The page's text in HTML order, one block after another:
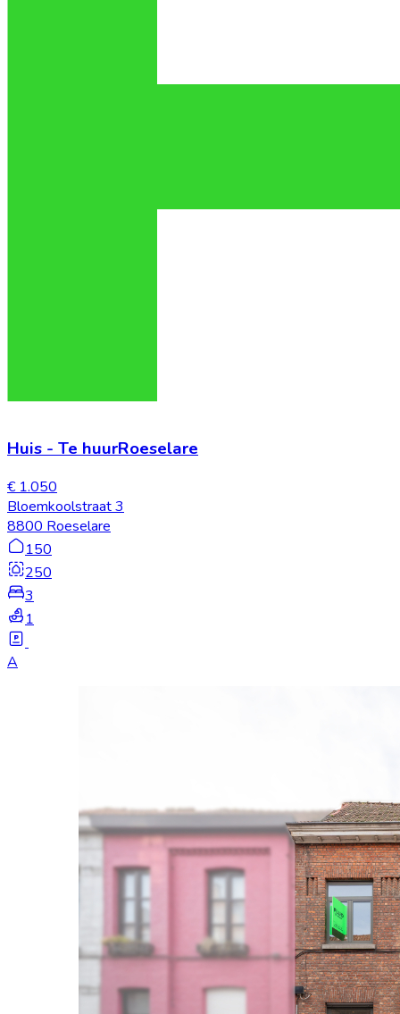
Huis - Te huurRoeselare
€ 1.050
Bloemkoolstraat 3
8800 Roeselare
150
250
3
1
A